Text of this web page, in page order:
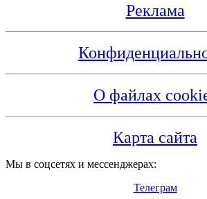
Реклама
О файлах
Карта сайта
Мы в соцсетях и мессенджерах:
Телеграм